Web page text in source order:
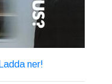
Ladda ner!